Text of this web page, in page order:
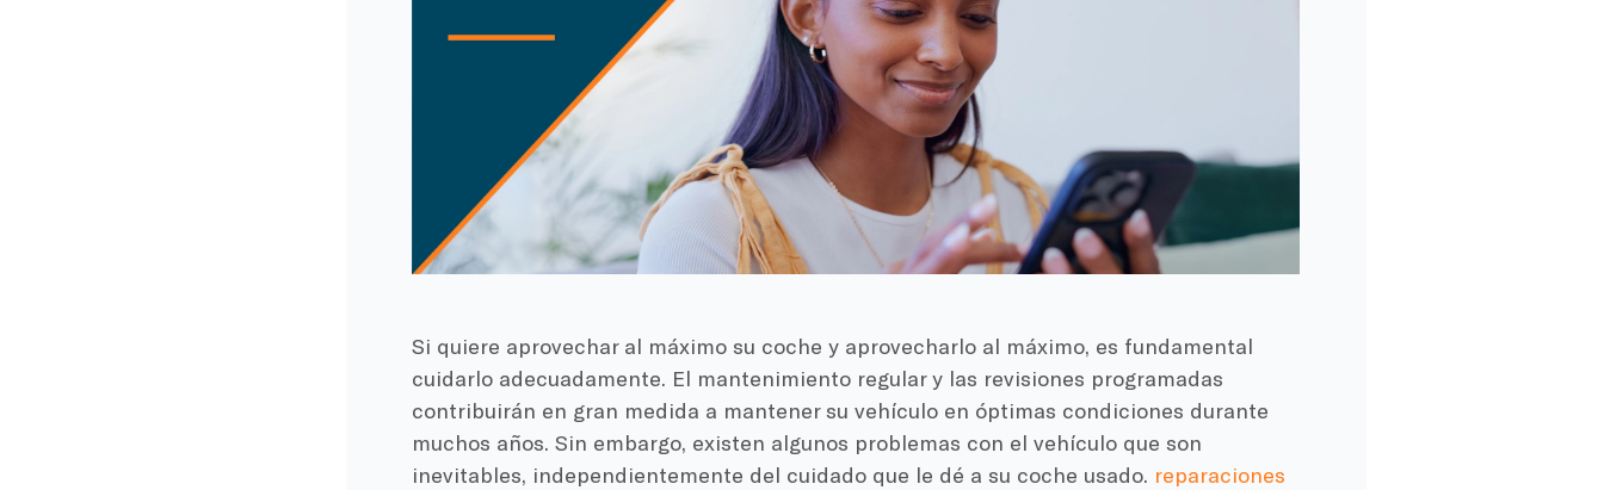
Si quiere aprovechar al máximo su coche y aprovecharlo al máximo, es fundamental
cuidarlo adecuadamente. El mantenimiento regular y las revisiones programadas
contribuirán en gran medida a mantener su vehículo en óptimas condiciones durante
muchos años. Sin embargo, existen algunos problemas con el vehículo que son
inevitables, independientemente del cuidado que le dé a su coche usado. reparaciones